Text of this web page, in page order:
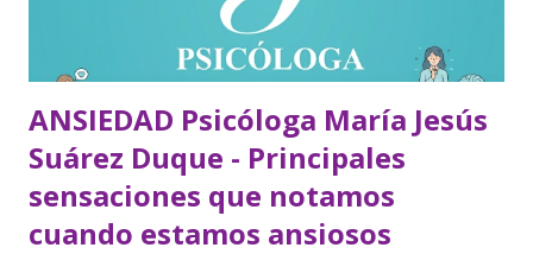
ANSIEDAD Psicóloga María Jesús
Suárez Duque - Principales
sensaciones que notamos
cuando estamos ansiosos